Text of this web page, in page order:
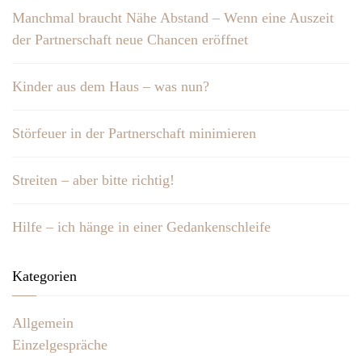
Manchmal braucht Nähe Abstand – Wenn eine Auszeit
der Partnerschaft neue Chancen eröffnet
Kinder aus dem Haus – was nun?
Störfeuer in der Partnerschaft minimieren
Streiten – aber bitte richtig!
Hilfe – ich hänge in einer Gedankenschleife
Kategorien
Allgemein
Einzelgespräche